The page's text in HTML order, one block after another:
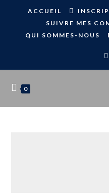
ACCUEIL
SUIVRE MES
QUI SOMMES-NOUS
0